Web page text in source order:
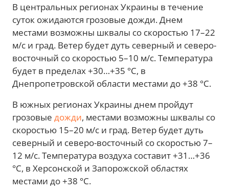
В центральных регионах Украины в течение
суток ожидаются грозовые дожди. Днем
местами возможны шквалы со скоростью 17–22
м/с и град. Ветер будет дуть северный и северо-
восточный со скоростью 5–10 м/с. Температура
будет в пределах +30…+35 °С, в
Днепропетровской области местами до +38 °С.
В южных регионах Украины днем пройдут
грозовые дожди, местами возможны шквалы со
скоростью 15–20 м/с и град. Ветер будет дуть
северный и северо-восточный со скоростью 7–
12 м/с. Температура воздуха составит +31…+36
°С, в Херсонской и Запорожской областях
местами до +38 °С.